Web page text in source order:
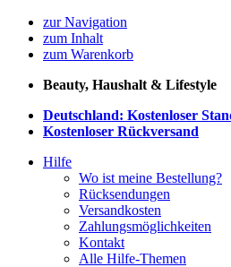
zur Navigation
zum Inhalt
zum Warenkorb
Beauty, Haushalt & Lifestyle
Deutschland: Kostenloser
Kostenloser Rückversand
Hilfe
Wo ist meine Bestellung?
Rücksendungen
Versandkosten
Zahlungsmöglichkeiten
Kontakt
Alle Hilfe-Themen